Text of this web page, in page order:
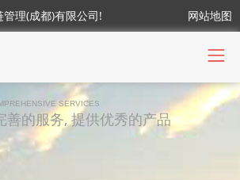
理(成都)有限公司! 网站地图
SERVICES
善的服务, 提供优秀的产品